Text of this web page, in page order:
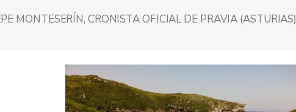
MONTESERÍN, CRONISTA OFICIAL DE PRAVIA (ASTURIAS)